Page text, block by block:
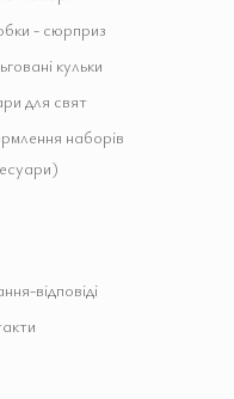
- сюрприз
кульки
для свят
наборів
відповіді